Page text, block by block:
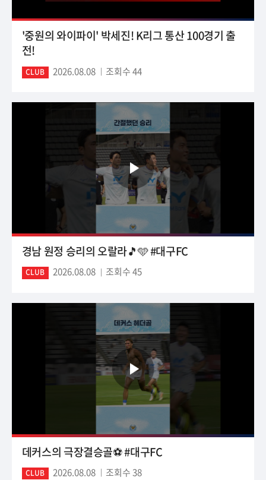
'중원의 와이파이' 박세진! K리그 통산 100경기 출
전!
CLUB 2026.08.08 조회수 44
경남 원정 승리의 오랄라🎵🩵 #대구FC
CLUB 2026.08.08 조회수 45
데커스의 극장결승골⚽️ #대구FC
CLUB 2026.08.08 조회수 38